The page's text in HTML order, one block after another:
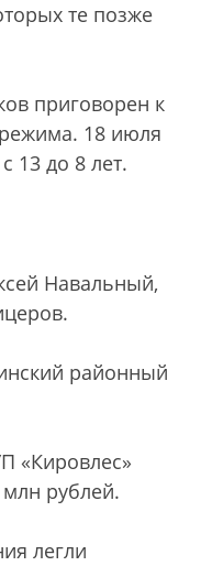
те позже
приговорен к
18 июля
13 до 8 лет.
Навальный,
районный
«Кировлес»
рублей.
легли